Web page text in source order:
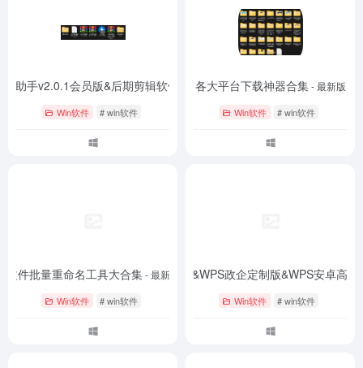
助手v2.0.1会员版&后期剪辑软件 - 最新版
Win软件 # win软件
各大平台下载神器合集- 最新版
Win软件 # win软件
文件批量重命名工具大合集- 最新版
Win软件 # win软件
WPS会员版&WPS政企定制版&WPS安卓高级
Win软件 # win软件